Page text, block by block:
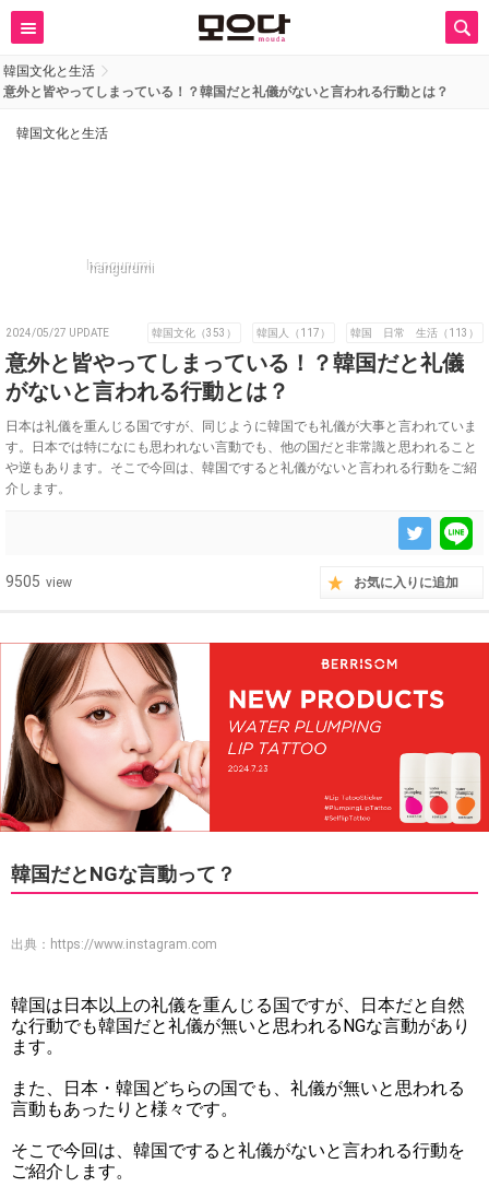
韓国文化と生活
意外と皆やってしまっている！？韓国だと礼儀がないと言われる行動とは？
韓国文化と生活
hangurumi
2024/05/27 UPDATE 韓国文化（353） 韓国人（117） 韓国 日常 生活（113）
意外と皆やってしまっている！？韓国だと礼儀
がないと言われる行動とは？
日本は礼儀を重んじる国ですが、同じように韓国でも礼儀が大事と言われていま
す。日本では特になにも思われない言動でも、他の国だと非常識と思われること
や逆もあります。そこで今回は、韓国ですると礼儀がないと言われる行動をご紹
介します。
9505 view お気に入りに追加
韓国だとNGな言動って？
出典： https://www.instagram.com
韓国は日本以上の礼儀を重んじる国ですが、日本だと自然
な行動でも韓国だと礼儀が無いと思われるNGな言動があり
ます。
また、日本・韓国どちらの国でも、礼儀が無いと思われる
言動もあったりと様々です。
そこで今回は、韓国ですると礼儀がないと言われる行動を
ご紹介します。